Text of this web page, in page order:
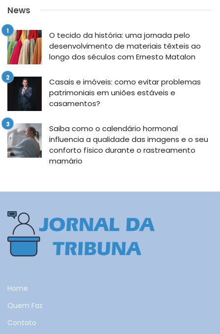
News
O tecido da história: uma jornada pelo
desenvolvimento de materiais têxteis ao
longo dos séculos com Ernesto Matalon
Casais e imóveis: como evitar problemas
patrimoniais em uniões estáveis e
casamentos?
Saiba como o calendário hormonal
influencia a qualidade das imagens e o seu
conforto físico durante o rastreamento
mamário
Home
Quem Faz
Contato